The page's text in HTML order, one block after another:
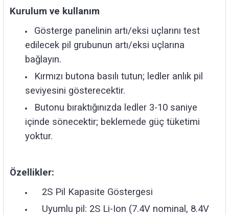
Kurulum ve kullanım
Gösterge panelinin artı/eksi uçlarını test
edilecek pil grubunun artı/eksi uçlarına
bağlayın.
Kırmızı butona basılı tutun; ledler anlık pil
seviyesini gösterecektir.
Butonu bıraktığınızda ledler 3-10 saniye
içinde sönecektir; beklemede güç tüketimi
yoktur.
Özellikler:
2S Pil Kapasite Göstergesi
Uyumlu pil: 2S Li-Ion (7.4V nominal, 8.4V